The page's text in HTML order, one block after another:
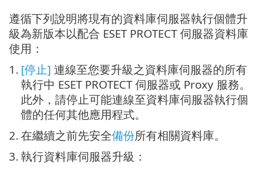
遵循下列說明將現有的資料庫伺服器執行個體升
級為新版本以配合 ESET PROTECT 伺服器資料庫
使用：
1. [停止] 連線至您要升級之資料庫伺服器的所有
執行中 ESET PROTECT 伺服器或 Proxy 服務。
此外，請停止可能連線至資料庫伺服器執行個
體的任何其他應用程式。
2. 在繼續之前先安全備份所有相關資料庫。
3. 執行資料庫伺服器升級：